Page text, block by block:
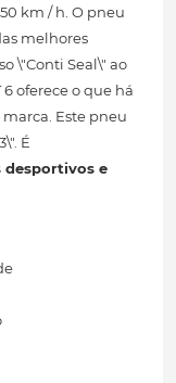
km / h. O pneu
melhores
\"Conti Seal\" ao
6 oferece o que há
Este pneu
É
desportivos e